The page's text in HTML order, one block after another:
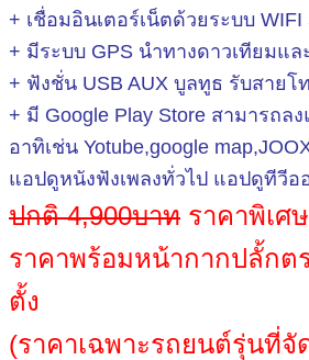
+ เชื่อมอินเตอร์เน็ตด้วยระบบ WIFI
+ มีระบบ GPS นำทางดาวเทียมแ
+ ฟังชั่น USB AUX บูลทูธ รับสายโ
+ มี Google Play Store สามารถล
อาทิเช่น Yotube,google
แอปดูหนังฟังเพลงทั่วไป แอปดูทีวีอ
ปกติ 4,900บาท ราคาพิเศ
ราคาพร้อมหน้ากากปลั้กต
ตั้ง
(ราคาเฉพาะรถยนต์รุ่นที่จั